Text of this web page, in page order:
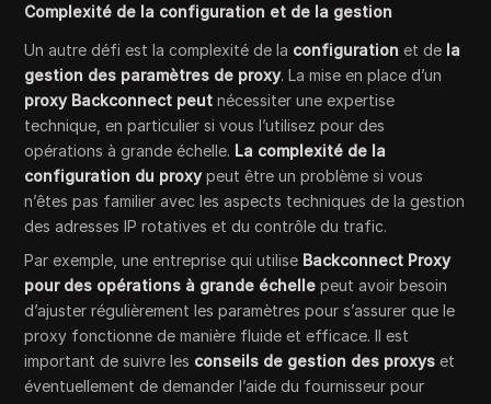
Complexité de la configuration et de la gestion
Un autre défi est la complexité de la configuration et de la
gestion des paramètres de proxy. La mise en place d’un
proxy Backconnect peut nécessiter une expertise
technique, en particulier si vous l’utilisez pour des
opérations à grande échelle. La complexité de la
configuration du proxypeut être un problème si vous
n’êtes pas familier avec les aspects techniques de la gestion
des adresses IP rotatives et du contrôle du trafic.
Par exemple, une entreprise qui utilise Backconnect Proxy
pour des opérations à grande échelle peut avoir besoin
d’ajuster régulièrement les paramètres pour s’assurer que le
proxy fonctionne de manière fluide et efficace. Il est
important de suivre les conseils de gestion des proxys et
éventuellement de demander l’aide du fournisseur pour